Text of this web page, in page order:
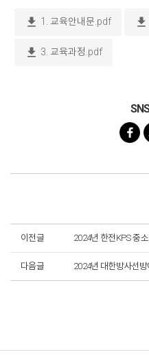
download 1. 교육안내문.pdf download
download 3. 교육과정.pdf
이전글 2024년 한전KPS 중
다음글 2024년 대한방사선